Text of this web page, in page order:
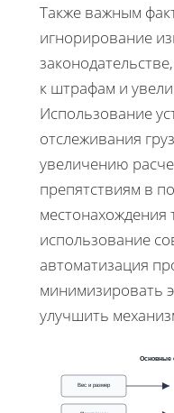
Также важным
игнорирование
к штрафам и
Использование
отслеживания
увеличению
препятствиям в
использование
автоматизация
минимизировать
улучшить
Основные
Вес и размер